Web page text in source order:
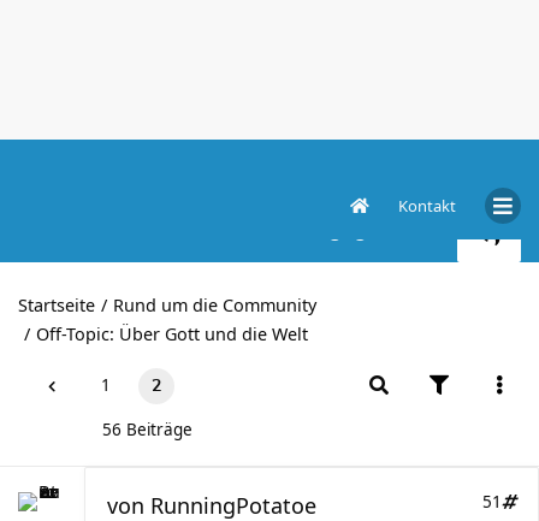
Kontakt
Startseite
Rund um die Community
Off-Topic: Über Gott und die Welt
1 2
56 Beiträge
51
von RunningPotatoe